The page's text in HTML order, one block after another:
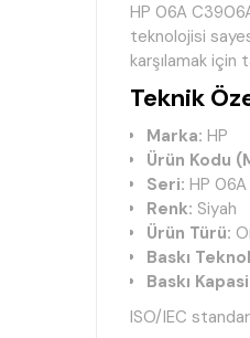
HP 06A
teknolojisi
karşılamak için
Teknik
Marka: HP
Ürün Kodu
Seri: HP 06A
Renk: Siyah
Ürün Türü:
Baskı
Baskı
ISO/IEC